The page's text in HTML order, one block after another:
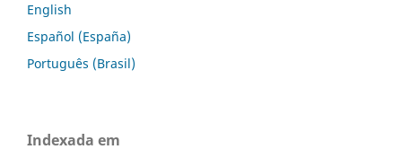
English
Español (España)
Português (Brasil)
Indexada em